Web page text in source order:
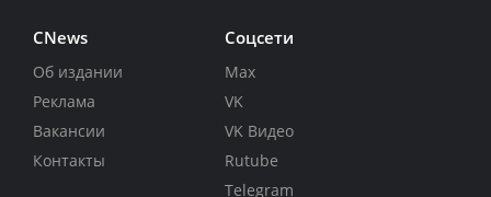
CNews
Об издании
Реклама
Вакансии
Контакты
Соцсети
Max
VK
VK Видео
Rutube
Telegram